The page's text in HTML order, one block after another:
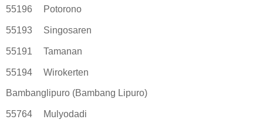
55196 Potorono
55193 Singosaren
55191 Tamanan
55194 Wirokerten
Bambanglipuro (Bambang Lipuro)
55764 Mulyodadi